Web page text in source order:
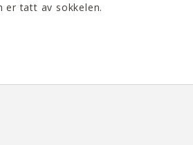
er tatt av sokkelen.